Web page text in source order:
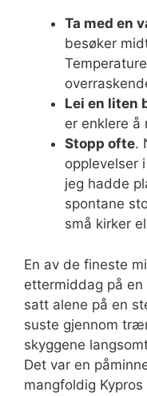
Ta med en
besøker
Lei en liten
er enklere å
Stopp ofte.
opplevelser
jeg hadde
spontane
små kirker
En av de fineste
ettermiddag på
satt alene på en
suste gjennom
skyggene
Det var en
mangfoldig Kypros